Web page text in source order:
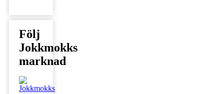
Följ
Jokkmokks
marknad